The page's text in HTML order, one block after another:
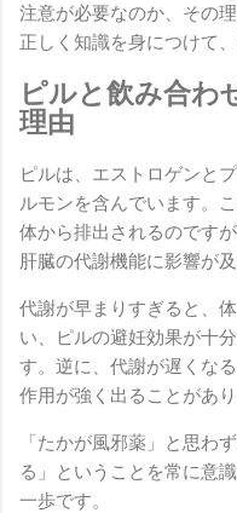
注意が必要なのか、その
正しく知識を身につけて
ピルと飲み合わ
理由
ピルは、エストロゲンと
ルモンを含んでいます。
体から排出されるのです
肝臓の代謝機能に影響が及
代謝が早まりすぎると、
い、ピルの避妊効果が十
す。逆に、代謝が遅くな
作用が強く出ることがあり
「たかが風邪薬」と思わ
る」ということを常に意
一歩です。